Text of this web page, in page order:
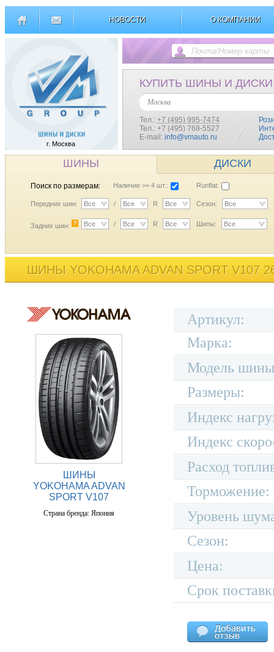
НОВОСТИ О КОМПАНИИ
г. Москва
КУПИТЬ ШИНЫ И ДИСКИ
Москва
Тел.: +7 (495) 995-7474
Тел.: +7 (495) 768-5527
E-mail: info@vmauto.ru
ШИНЫ ДИСКИ
Поиск по размерам: Наличие >= 4 шт.: Runflat:
Передних шин: Все / Все R Все Сезон: Все
Задних шин: ? Все / Все R Все Шипы: Все
ШИНЫ YOKOHAMA ADVAN SPORT V107
ШИНЫ
YOKOHAMA ADVAN
SPORT V107
Страна бренда: Япония
Артикул:
Марка:
Модель
Размеры:
Индекс
Индекс
Расход
Торможение:
Уровень
Сезон:
Цена:
Срок